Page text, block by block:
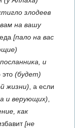
злодеев
на вашу
[пало на вас
и
это (будет)
жизни) , а если
и верующих)
как
[не